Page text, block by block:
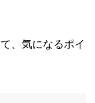
、気になるポイ